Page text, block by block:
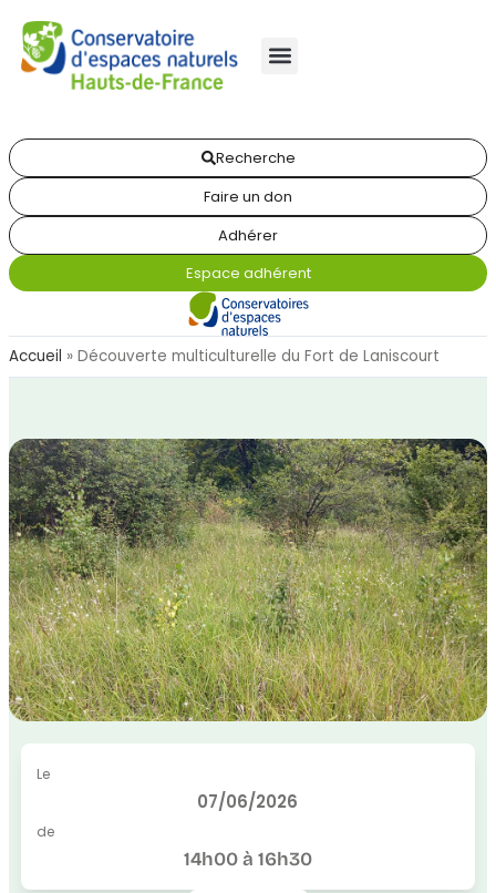
Recherche
Faire un don
Adhérer
Espace adhérent
Accueil » Découverte multiculturelle du Fort de Laniscourt
Le
07/06/2026
de
14h00 à 16h30